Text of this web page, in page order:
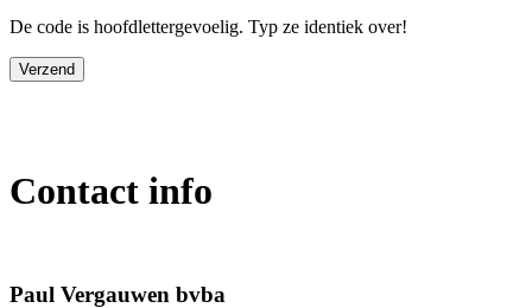
De code is hoofdlettergevoelig. Typ ze identiek over!
Verzend
Contact info
Paul Vergauwen bvba